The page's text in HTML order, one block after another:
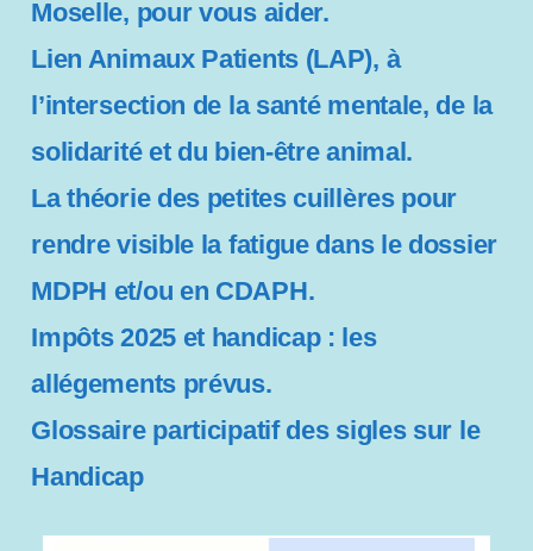
Moselle, pour vous aider.
Lien Animaux Patients (LAP), à
l’intersection de la santé mentale, de la
solidarité et du bien-être animal.
La théorie des petites cuillères pour
rendre visible la fatigue dans le dossier
MDPH et/ou en CDAPH.
Impôts 2025 et handicap : les
allégements prévus.
Glossaire participatif des sigles sur le
Handicap